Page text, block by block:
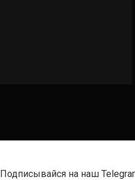
Подписывайся на наш